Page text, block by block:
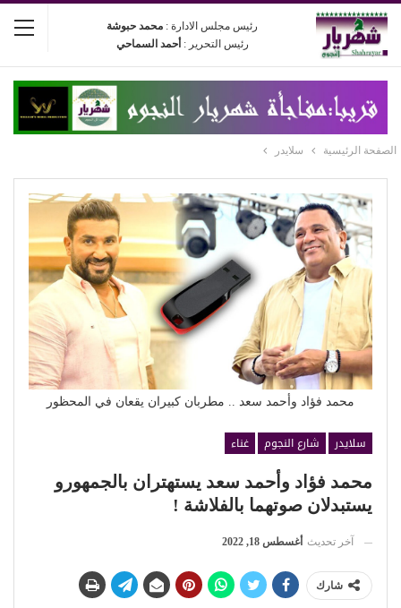
رئيس مجلس الادارة : محمد حبوشة
رئيس التحرير : أحمد السماحي
الصفحة الرئيسية سلايدر
محمد فؤاد وأحمد سعد .. مطربان كبيران يقعان في المحظور
سلايدر شارع النجوم
غناء
محمد فؤاد وأحمد سعد يستهتران بالجمهورو
يستبدلان صوتهما بالفلاشة !
آخر تحديث أغسطس 18, 2022
شارك